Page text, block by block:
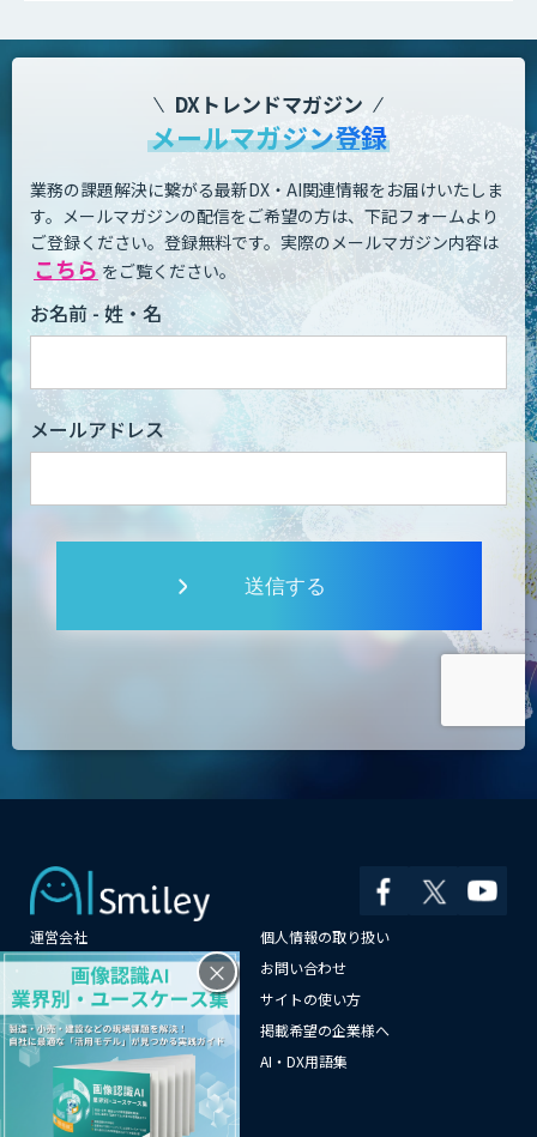
DXトレンドマガジン
メールマガジン登録
業務の課題解決に繋がる最新DX・AI関連情報をお届けいたしま
す。 メールマガジンの配信をご希望の方は、下記フォームより
ご登録ください。登録無料です。 実際のメールマガジン内容は
こちら をご覧ください。
お名前 - 姓・名
メールアドレス
送信する
運営会社
個人情報の取り扱い
よくある質問
お問い合わせ
メールマガジン登録
サイトの使い方
情報提供はこちらから
掲載希望の企業様へ
AI企業一覧
AI・DX用語集
サイトマップ
×